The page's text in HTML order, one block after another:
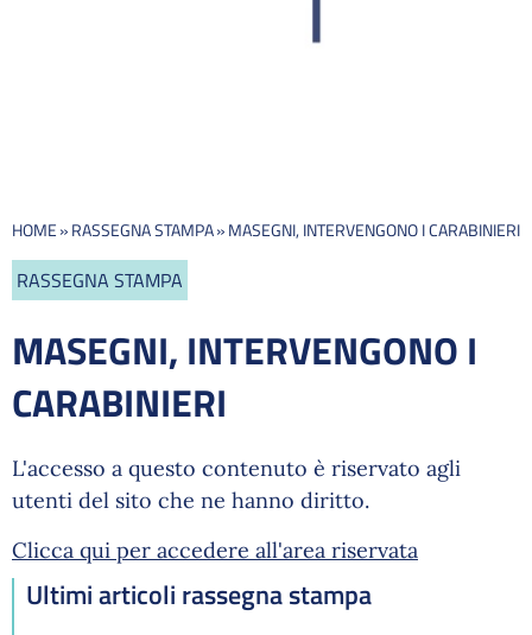
HOME»RASSEGNA STAMPA»MASEGNI, INTERVENGONO I CARABINIERI
RASSEGNA STAMPA
MASEGNI, INTERVENGONO I
CARABINIERI
L'accesso a questo contenuto è riservato agli
utenti del sito che ne hanno diritto.
Clicca qui per accedere all'area riservata
Ultimi articoli rassegna stampa